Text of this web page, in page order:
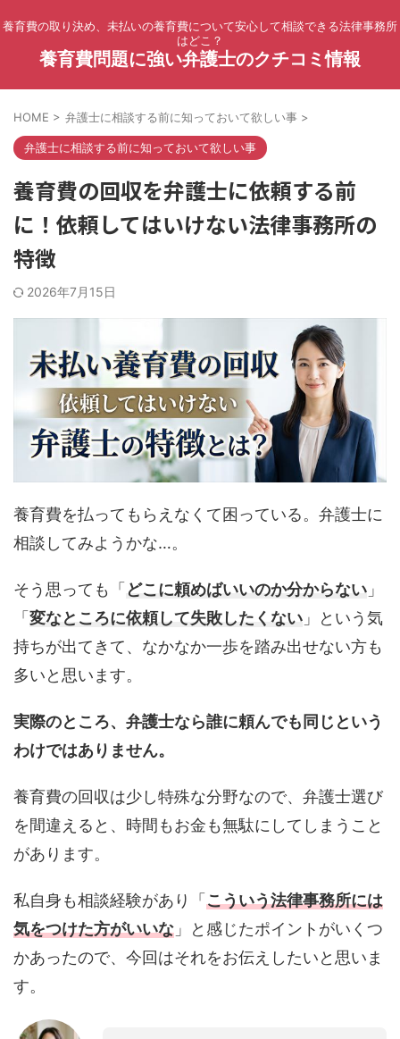
養育費の取り決め、未払いの養育費について安心して相談できる法律事務所
はどこ？
養育費問題に強い弁護士のクチコミ情報
HOME > 弁護士に相談する前に知っておいて欲しい事 >
弁護士に相談する前に知っておいて欲しい事
養育費の回収を弁護士に依頼する前
に！依頼してはいけない法律事務所の
特徴
2026年7月15日
養育費を払ってもらえなくて困っている。弁護士に
相談してみようかな…。
そう思っても「 どこに頼めばいいのか分からない 」
「 変なところに依頼して失敗したくない 」という気
持ちが出てきて、なかなか一歩を踏み出せない方も
多いと思います。
実際のところ、弁護士なら誰に頼んでも同じという
わけではありません。
養育費の回収は少し特殊な分野なので、弁護士選び
を間違えると、時間もお金も無駄にしてしまうこと
があります。
私自身も相談経験があり「 こういう法律事務所には
気をつけた方がいいな 」と感じたポイントがいくつ
かあったので、今回はそれをお伝えしたいと思いま
す。